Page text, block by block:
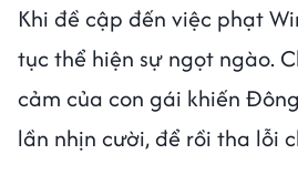
Khi đề cập đến việc phạt
tục thể hiện sự ngọt ngào.
cảm của con gái khiến
lần nhịn cười, để rồi tha lỗi